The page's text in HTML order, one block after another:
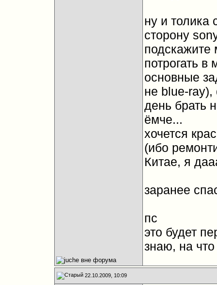
ну и толика
сторону
подскажите
потрогать в
основные
не blue-
день брать
ёмче...
хочется
(ибо
Китае, я
заранее
пс
это будет
знаю, на
22.10.2009, 10:09